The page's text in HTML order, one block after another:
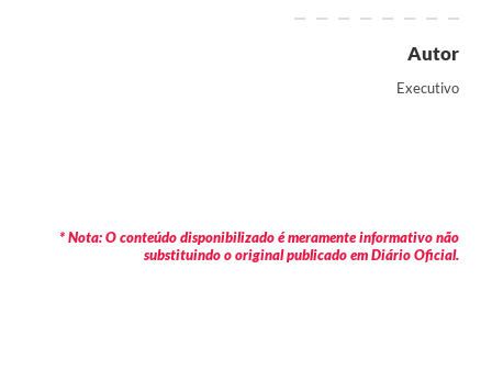
Autor
Executivo
* Nota: O conteúdo disponibilizado é meramente informativo não
substituindo o original publicado em Diário Oficial.